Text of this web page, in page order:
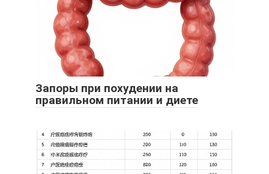
Запоры при похудении на
правильном питании и диете